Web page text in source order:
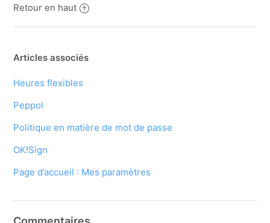
Retour en haut
Articles associés
Heures flexibles
Peppol
Politique en matière de mot de passe
OK!Sign
Page d’accueil : Mes paramètres